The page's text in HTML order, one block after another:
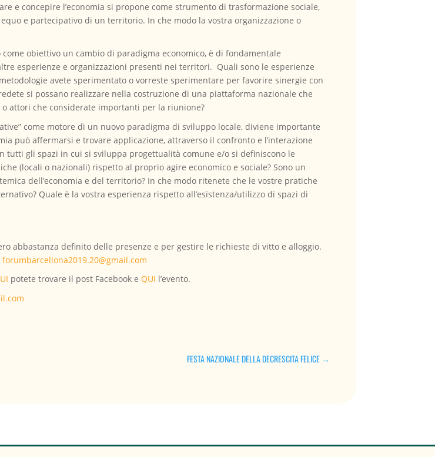
e concepire l’economia si propone come strumento di trasformazione sociale,
e partecipativo di un territorio. In che modo la vostra organizzazione o
obiettivo un cambio di paradigma economico, è di fondamentale
esperienze e organizzazioni presenti nei territori. Quali sono le esperienze
avete sperimentato o vorreste sperimentare per favorire sinergie con
si possano realizzare nella costruzione di una piattaforma nazionale che
o attori che considerate importanti per la riunione?
come motore di un nuovo paradigma di sviluppo locale, diviene importante
può affermarsi e trovare applicazione, attraverso il confronto e l’interazione
gli spazi in cui si sviluppa progettualità comune e/o si definiscono le
(locali o nazionali) rispetto al proprio agire economico e sociale? Sono un
dell’economia e del territorio? In che modo ritenete che le vostre pratiche
Quale è la vostra esperienza rispetto all’esistenza/utilizzo di spazi di
abbastanza definito delle presenze e per gestire le richieste di vitto e alloggio.
forumbarcellona2019.20@gmail.com
potete trovare il post Facebook eQUI l’evento.
FESTA NAZIONALE DELLA DECRESCITA FELICE→